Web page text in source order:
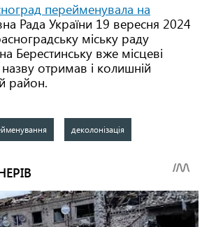
перейменувала на
Рада України 19 вересня 2024
міську раду
Берестинську вже місцеві
отримав і колишній
район.
деколонізація